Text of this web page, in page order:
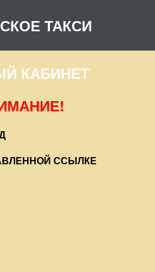
ТАКСИ
КАБИНЕТ
ССЫЛКЕ